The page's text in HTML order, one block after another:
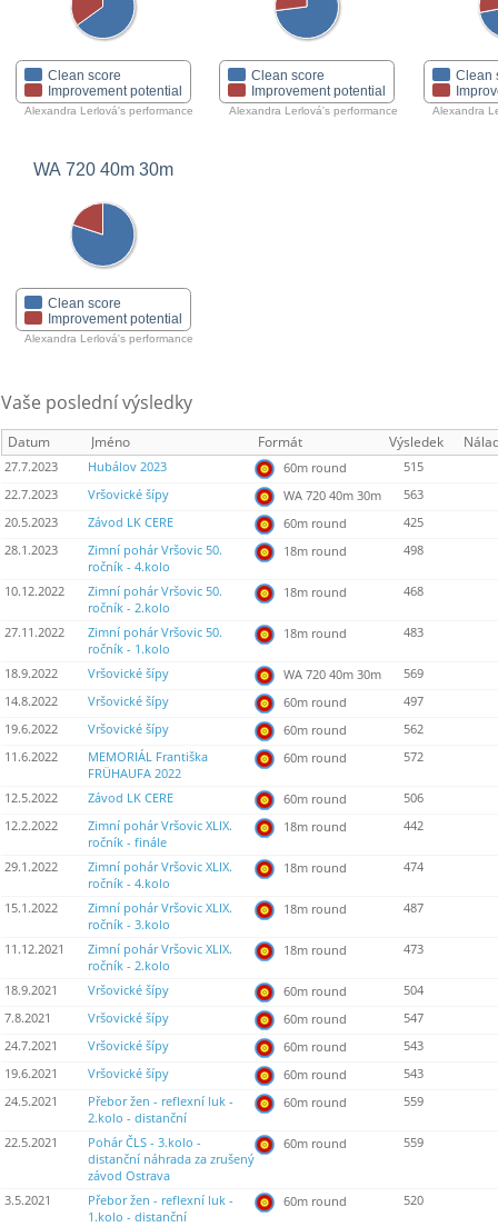
Clean score
Improvement potential
Alexandra Lerlová's performance
Clean score
Improvement potential
Alexandra Lerlová's performance
Clean
Alexandra
WA 720 40m 30m
Clean score
Improvement potential
Alexandra Lerlová's performance
Vaše poslední výsledky
Datum Jméno Formát Výsledek
27.7.2023 Hubálov 2023 60m round
515
22.7.2023
Vršovické šípy WA 720 40m 30m
563
20.5.2023
Závod LK CERE 60m round
425
28.1.2023
Zimní pohár Vršovic 50.
ročník - 4.kolo
18m round 498
10.12.2022
Zimní pohár Vršovic 50.
ročník - 2.kolo
18m round 468
27.11.2022
Zimní pohár Vršovic 50.
ročník - 1.kolo
18m round 483
18.9.2022 Vršovické šípy WA 720 40m 30m
569
14.8.2022
Vršovické šípy 60m round
497
19.6.2022
Vršovické šípy 60m round
562
11.6.2022
MEMORIÁL Františka
FRÜHAUFA 2022
60m round 572
12.5.2022 Závod LK CERE 60m round
506
12.2.2022
Zimní pohár Vršovic XLIX.
ročník - finále
18m round 442
29.1.2022
Zimní pohár Vršovic XLIX.
ročník - 4.kolo
18m round 474
15.1.2022
Zimní pohár Vršovic XLIX.
ročník - 3.kolo
18m round 487
11.12.2021
Zimní pohár Vršovic XLIX.
ročník - 2.kolo
18m round 473
18.9.2021 Vršovické šípy 60m round
504
7.8.2021
Vršovické šípy 60m round
547
24.7.2021
Vršovické šípy 60m round
543
19.6.2021
Vršovické šípy 60m round
543
24.5.2021
Přebor žen - reflexní luk -
2.kolo - distanční
60m round 559
22.5.2021
Pohár ČLS - 3.kolo -
distanční náhrada za zrušený
závod Ostrava
60m round 559
3.5.2021
Přebor žen - reflexní luk -
1.kolo - distanční
60m round 520